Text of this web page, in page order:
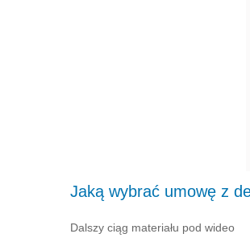
Jaką wybrać umowę z
Dalszy ciąg materiału pod wideo